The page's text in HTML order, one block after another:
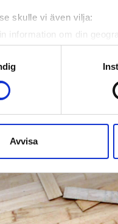
skulle vi även vilja:
information om din
din enhet genom att
om hur dina personliga
ditt samtycke när som
analysera vår trafik.
och annons- och
Avvisa
bo efter vattenskada i
– när det börjar
i januari 2023 visar
sugit upp vattnet så